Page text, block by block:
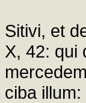
Sitivi, et
X, 42: qui
ciba